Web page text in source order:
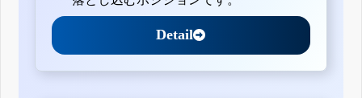
Detail